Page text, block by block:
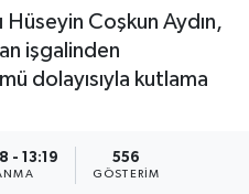
Hüseyin Coşkun Aydın,
işgalinden
dolayısıyla kutlama
- 13:19 556
GÖSTERIM